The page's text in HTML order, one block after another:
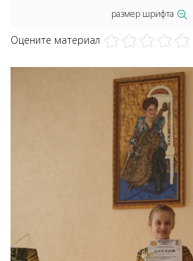
размер шрифта
Оцените материал